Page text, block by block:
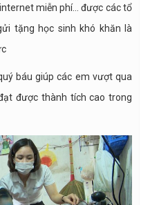
miễn phí… được các tổ
tặng học sinh khó khăn là
báu giúp các em vượt qua
được thành tích cao trong